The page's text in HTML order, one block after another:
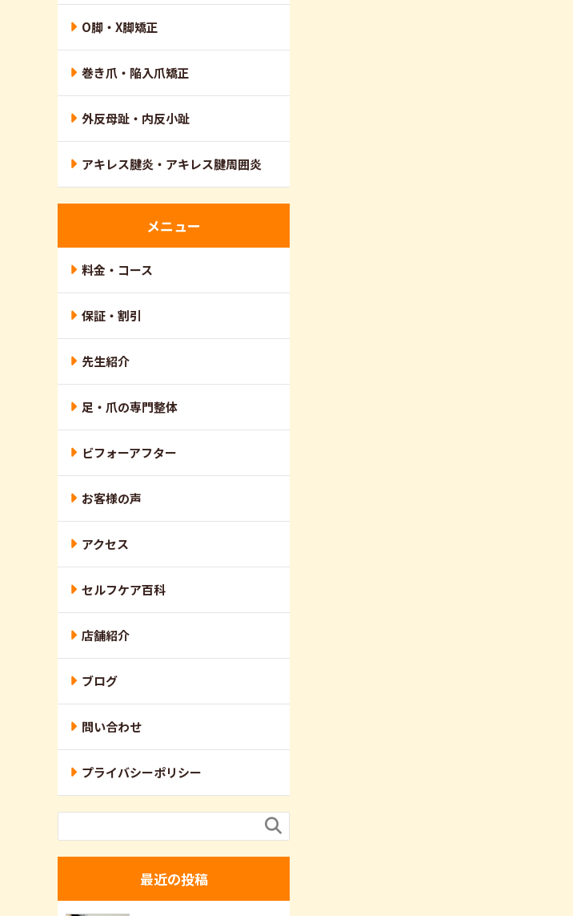
O脚・X脚矯正
巻き爪・陥入爪矯正
外反母趾・内反小趾
アキレス腱炎・アキレス腱周囲炎
メニュー
料金・コース
保証・割引
先生紹介
足・爪の専門整体
ビフォーアフター
お客様の声
アクセス
セルフケア百科
店舗紹介
ブログ
問い合わせ
プライバシーポリシー

最近の投稿